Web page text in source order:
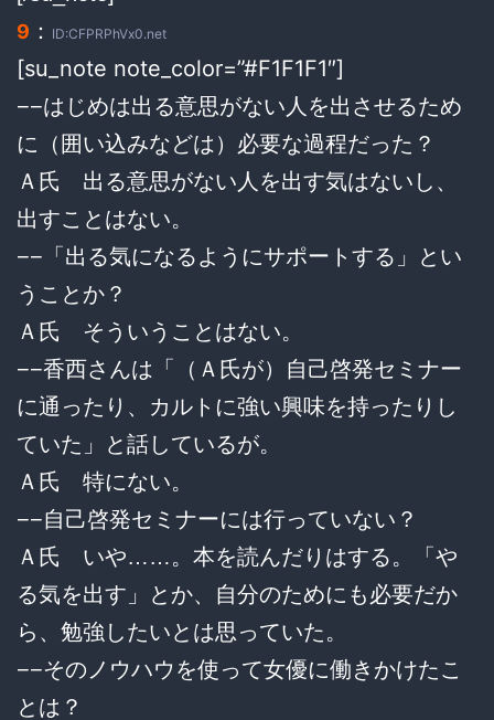
9 ： ID:CFPRPhVx0.net
[su_note note_color=”#F1F1F1″]
−−はじめは出る意思がない人を出させるため
に（囲い込みなどは）必要な過程だった？
Ａ氏 出る意思がない人を出す気はないし、
出すことはない。
−−「出る気になるようにサポートする」とい
うことか？
Ａ氏 そういうことはない。
−−香西さんは「（Ａ氏が）自己啓発セミナー
に通ったり、カルトに強い興味を持ったりし
ていた」と話しているが。
Ａ氏 特にない。
−−自己啓発セミナーには行っていない？
Ａ氏 いや……。本を読んだりはする。「や
る気を出す」とか、自分のためにも必要だか
ら、勉強したいとは思っていた。
−−そのノウハウを使って女優に働きかけたこ
とは？